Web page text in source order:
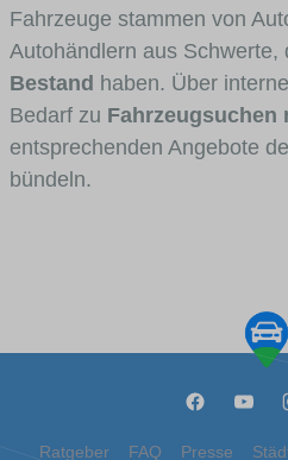
Fahrzeuge stammen von
Autohändlern aus Schwerte,
Bestand haben. Über
Bedarf zu Fahrzeugsuchen
entsprechenden Angebote
bündeln.
Ratgeber FAQ Presse